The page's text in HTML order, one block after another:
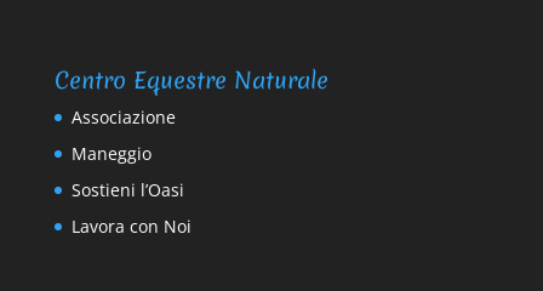
Centro Equestre Naturale
Associazione
Maneggio
Sostieni l’Oasi
Lavora con Noi